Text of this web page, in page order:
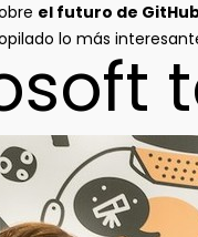
el futuro de
lo más